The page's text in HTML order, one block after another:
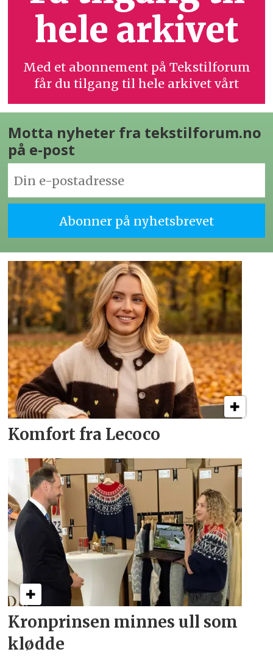
hele arkivet
Med et abonnement på Tekstilforum
får du tilgang til hele arkivet vårt
Motta nyheter fra tekstilforum.no
på e-post
Komfort fra Lecoco
Kronprinsen minnes ull som
klødde